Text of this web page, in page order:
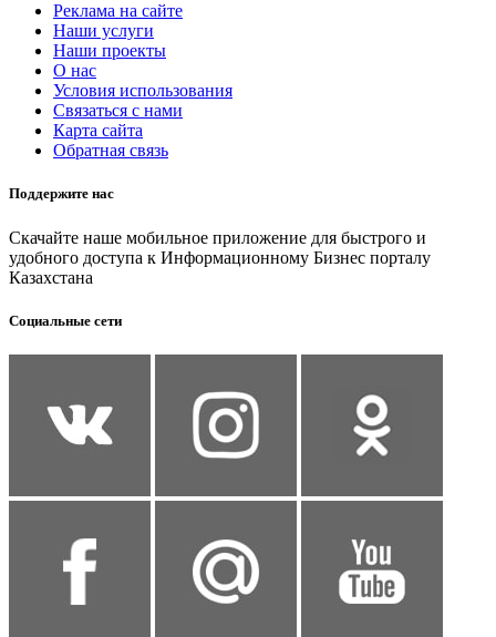
Реклама на сайте
Наши услуги
Наши проекты
О нас
Условия использования
Связаться с нами
Карта сайта
Обратная связь
Поддержите нас
Скачайте наше мобильное приложение для быстрого и
удобного доступа к Информационному Бизнес порталу
Казахстана
Социальные сети